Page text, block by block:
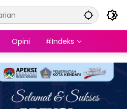
Opini #Indeks